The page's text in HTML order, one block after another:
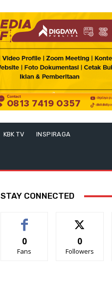
KBK TV INSPIRAGA
STAY CONNECTED
0
Fans
0
Followers